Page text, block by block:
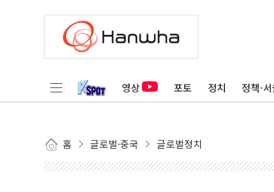
영상 포토 정치 정책·
홈 글로벌·중국 글로벌정치